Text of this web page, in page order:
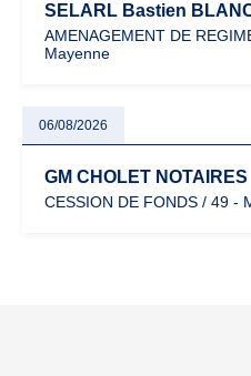
SELARL Bastien
AMENAGEMENT DE
Mayenne
06/08/2026
GM CHOLET NOTAIRES
CESSION DE FONDS / 49 -